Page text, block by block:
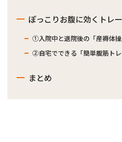
ぽっこりお腹に効くトレ
①入院中と退院後の「産褥体
②自宅でできる「簡単腹筋ト
まとめ